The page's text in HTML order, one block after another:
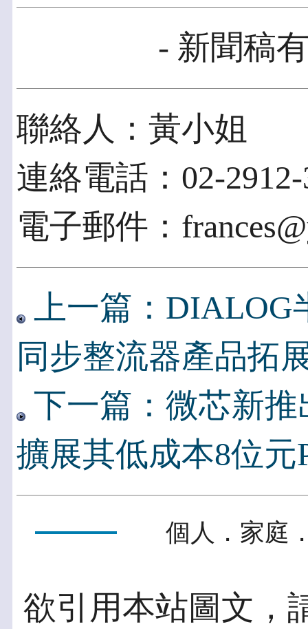
- 新聞稿
聯絡人：黃小姐
連絡電話：02-2912-
電子郵件：
上一篇：
同步整流器產品拓
下一篇：微芯新
擴展其低成本8位
個人．家庭
欲引用本站圖文，